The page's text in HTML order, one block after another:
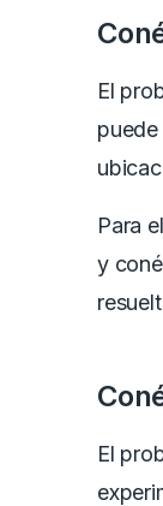
El
Para
y
El